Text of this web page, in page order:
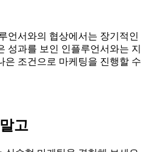
언서와의 협상에서는 장기적인
성과를 보인 인플루언서와는 지
은 조건으로 마케팅을 진행할 수
고